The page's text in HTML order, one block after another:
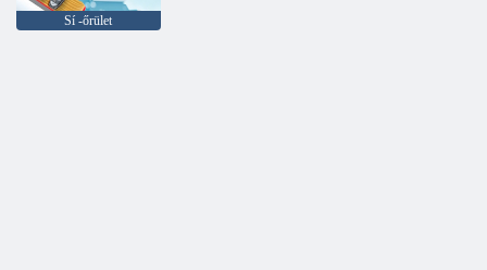
Sí -őrület